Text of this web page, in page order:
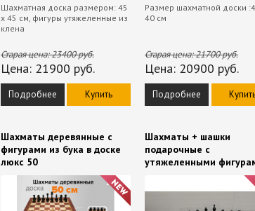
Шахматная доска размером: 45
х 45 см, фигуры утяжеленные из
клена
Старая цена:23400руб.
Цена: 21900 руб.
Подробнее Купить
Размер шахматной доски
40 см
Старая цена:21700руб.
Цена: 20900 руб.
Подробнее
Шахматы деревянные с
фигурами из бука в доске
люкс 50
Шахматы + шашки
подарочные с
утяжеленными